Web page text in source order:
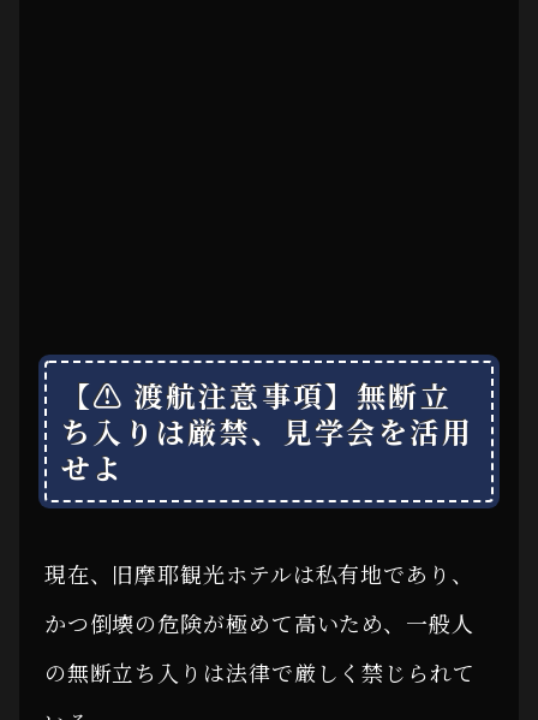
【⚠ 渡航注意事項】無断立
ち入りは厳禁、見学会を活用
せよ
現在、旧摩耶観光ホテルは私有地であり、
かつ倒壊の危険が極めて高いため、一般人
の無断立ち入りは法律で厳しく禁じられて